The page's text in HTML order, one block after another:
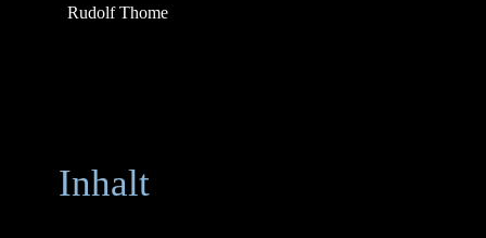
Rudolf Thome
Inhalt